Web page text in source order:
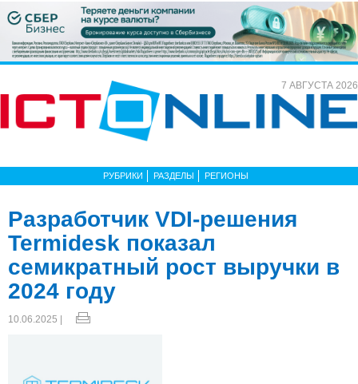
7 АВГУСТА 2026
РУБРИКИ РАЗДЕЛЫ РЕГИОНЫ
Разработчик VDI-решения
Termidesk показал
семикратный рост выручки в
2024 году
10.06.2025 |